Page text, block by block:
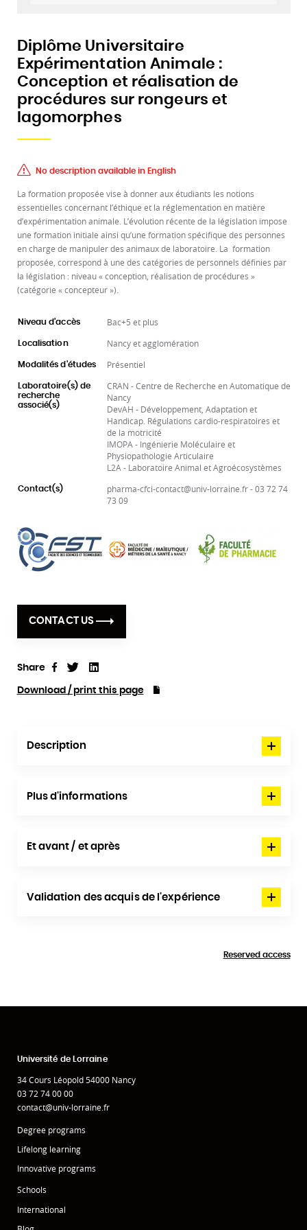
Diplôme Universitaire
Expérimentation Animale :
Conception et réalisation de
procédures sur rongeurs et
lagomorphes
No description available in English
La formation proposée vise à donner aux étudiants les notions
essentielles concernant l’éthique et la réglementation en matière
d’expérimentation animale. L’évolution récente de la législation impose
une formation initiale ainsi qu’une formation spécifique des personnes
en charge de manipuler des animaux de laboratoire. La formation
proposée, correspond à une des catégories de personnels définies par
la législation : niveau « conception, réalisation de procédures »
(catégorie « concepteur »).
Niveau d'accès Bac+5 et plus
Localisation Nancy et agglomération
Modalités d'études Présentiel
Laboratoire(s) de
recherche
associé(s)
CRAN - Centre de Recherche en Automatique de
Nancy
DevAH - Développement, Adaptation et
Handicap. Régulations cardio-respiratoires et
de la motricité
IMOPA - Ingénierie Moléculaire et
Physiopathologie Articulaire
L2A - Laboratoire Animal et Agroécosystèmes
Contact(s)
pharma-cfci-contact@univ-lorraine.fr - 03 72 74
73 09
CONTACT US
Share ShareTweet
Download / print this page
Description
Plus d'informations
Et avant / et après
Validation des acquis de l'expérience
Reserved access
Université de Lorraine
34 Cours Léopold 54000 Nancy
03 72 74 00 00
contact@univ-lorraine.fr
Degree programs
Lifelong learning
Innovative programs
Schools
International